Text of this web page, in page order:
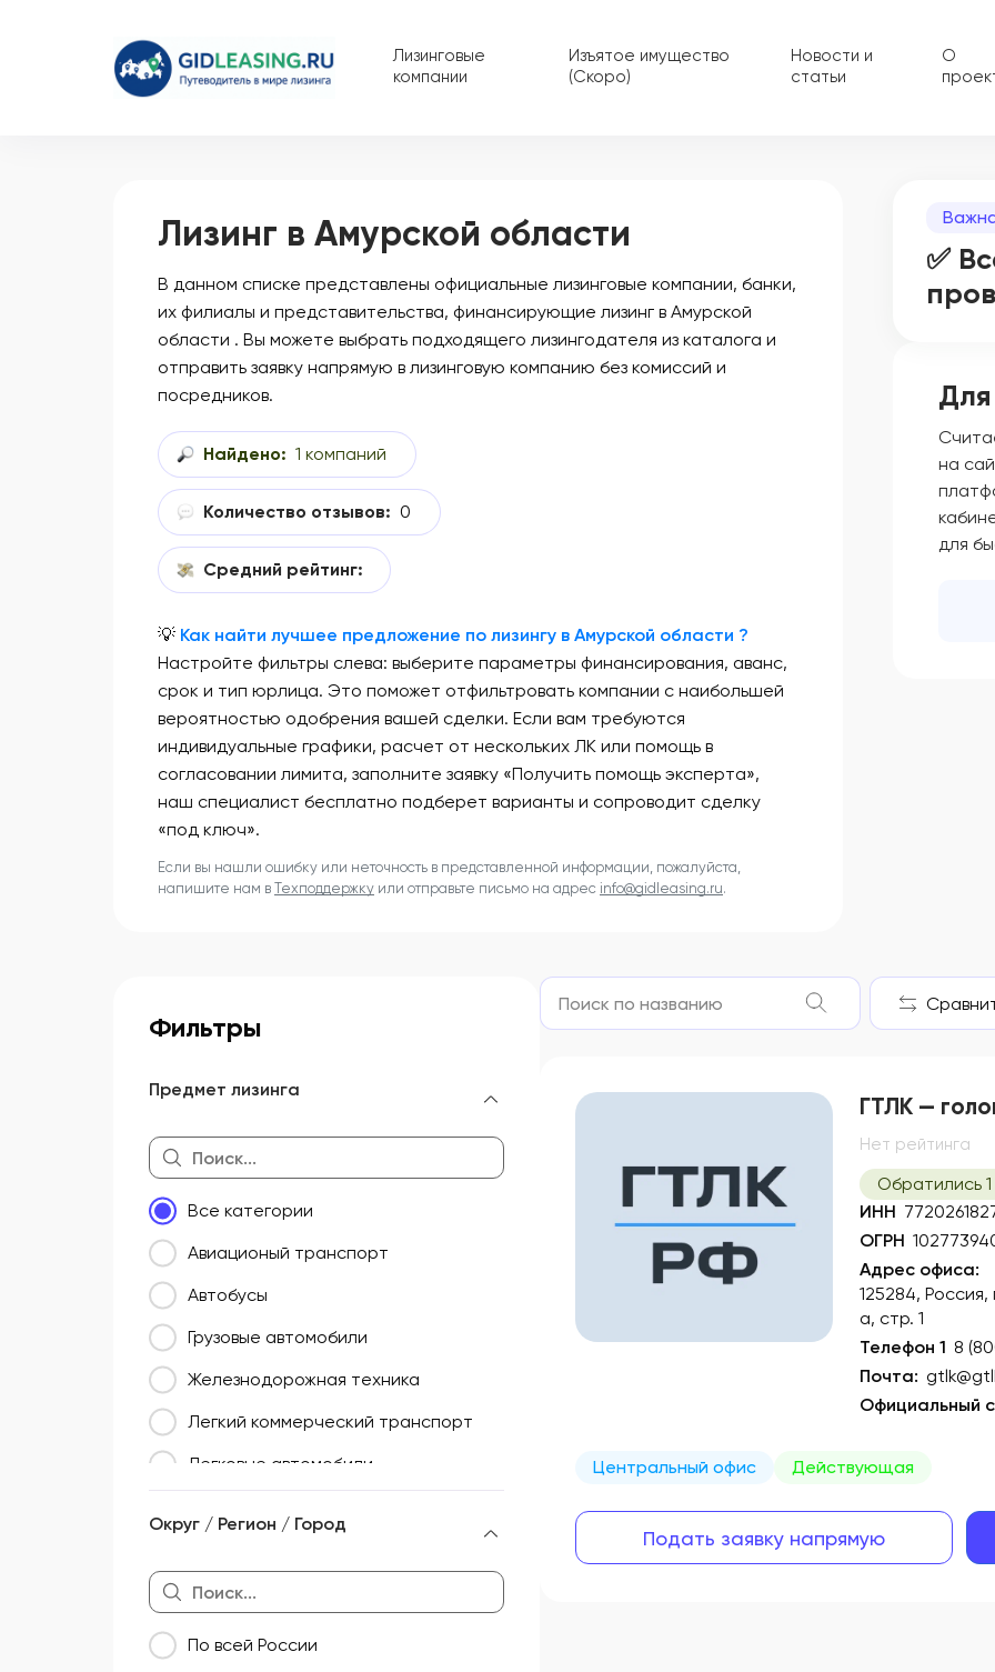
Лизинговые
компании
Изъятое имущество
(Скоро)
Новости и
статьи
О
Лизинг в Амурской области
В данном списке представлены официальные лизинговые компании, банки,
их филиалы и представительства, финансирующие лизинг в Амурской
области . Вы можете выбрать подходящего лизингодателя из каталога и
отправить заявку напрямую в лизинговую компанию без комиссий и
посредников.
Найдено: 1 компаний
Количество отзывов: 0
Средний рейтинг:
💡 Как найти лучшее предложение по лизингу в Амурской области ?
Настройте фильтры слева: выберите параметры финансирования, аванс,
срок и тип юрлица. Это поможет отфильтровать компании с наибольшей
вероятностью одобрения вашей сделки. Если вам требуются
индивидуальные графики, расчет от нескольких ЛК или помощь в
согласовании лимита, заполните заявку «Получить помощь эксперта»,
наш специалист бесплатно подберет варианты и сопроводит сделку
«под ключ».
Если вы нашли ошибку или неточность в представленной информации, пожалуйста,
напишите нам в Техподдержку или отправьте письмо на адрес info@gidleasing.ru.
✅
на
для
Фильтры
Предмет лизинга
Все категории
Авиационый транспорт
Автобусы
Грузовые автомобили
Железнодорожная техника
Легкий коммерческий транспорт
Легковые автомобили
активного отдыха
Недвижимость
Оборудование
Округ / Регион / Город
По всей России
ГТЛК —
Нет рейтинга
Обратились
ИНН
ОГРН
Адрес офиса:
125284,
а, стр. 1
Телефон 1 8
Почта:
Официальный
Центральный офис Действующая
Подать заявку напрямую